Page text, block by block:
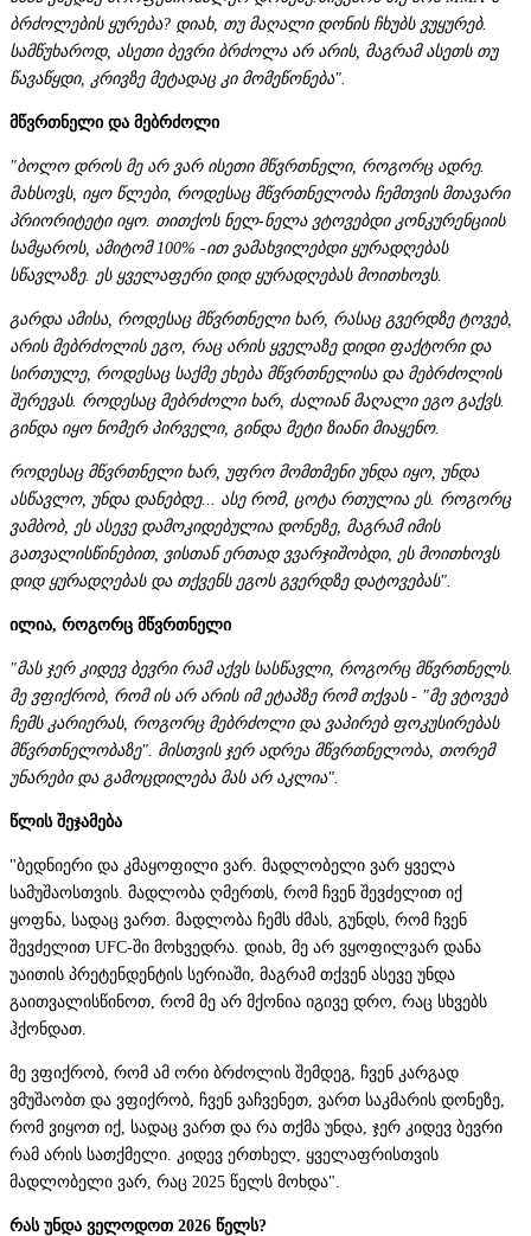
ბრძოლების ყურება? დიახ, თუ მაღალი დონის ჩხუბს ვუყურებ.
სამწუხაროდ, ასეთი ბევრი ბრძოლა არ არის, მაგრამ ასეთს თუ
წავაწყდი, კრივზე მეტადაც კი მომეწონება".
მწვრთნელი და მებრძოლი
"ბოლო დროს მე არ ვარ ისეთი მწვრთნელი, როგორც ადრე.
მახსოვს, იყო წლები, როდესაც მწვრთნელობა ჩემთვის მთავარი
პრიორიტეტი იყო. თითქოს ნელ-ნელა ვტოვებდი კონკურენციის
სამყაროს, ამიტომ 100% -ით ვამახვილებდი ყურადღებას
სწავლაზე. ეს ყველაფერი დიდ ყურადღებას მოითხოვს.
გარდა ამისა, როდესაც მწვრთნელი ხარ, რასაც გვერდზე ტოვებ,
არის მებრძოლის ეგო, რაც არის ყველაზე დიდი ფაქტორი და
სირთულე, როდესაც საქმე ეხება მწვრთნელისა და მებრძოლის
შერევას. როდესაც მებრძოლი ხარ, ძალიან მაღალი ეგო გაქვს.
გინდა იყო ნომერ პირველი, გინდა მეტი ზიანი მიაყენო.
როდესაც მწვრთნელი ხარ, უფრო მომთმენი უნდა იყო, უნდა
ასწავლო, უნდა დანებდე... ასე რომ, ცოტა რთულია ეს. როგორც
ვამბობ, ეს ასევე დამოკიდებულია დონეზე, მაგრამ იმის
გათვალისწინებით, ვისთან ერთად ვვარჯიშობდი, ეს მოითხოვს
დიდ ყურადღებას და თქვენს ეგოს გვერდზე დატოვებას".
ილია, როგორც მწვრთნელი
"მას ჯერ კიდევ ბევრი რამ აქვს სასწავლი, როგორც მწვრთნელს.
მე ვფიქრობ, რომ ის არ არის იმ ეტაპზე რომ თქვას - "მე ვტოვებ
ჩემს კარიერას, როგორც მებრძოლი და ვაპირებ ფოკუსირებას
მწვრთნელობაზე". მისთვის ჯერ ადრეა მწვრთნელობა, თორემ
უნარები და გამოცდილება მას არ აკლია".
წლის შეჯამება
"ბედნიერი და კმაყოფილი ვარ. მადლობელი ვარ ყველა
სამუშაოსთვის. მადლობა ღმერთს, რომ ჩვენ შევძელით იქ
ყოფნა, სადაც ვართ. მადლობა ჩემს ძმას, გუნდს, რომ ჩვენ
შევძელით UFC-ში მოხვედრა. დიახ, მე არ ვყოფილვარ დანა
უაითის პრეტენდენტის სერიაში, მაგრამ თქვენ ასევე უნდა
გაითვალისწინოთ, რომ მე არ მქონია იგივე დრო, რაც სხვებს
ჰქონდათ.
მე ვფიქრობ, რომ ამ ორი ბრძოლის შემდეგ, ჩვენ კარგად
ვმუშაობთ და ვფიქრობ, ჩვენ ვაჩვენეთ, ვართ საკმარის დონეზე,
რომ ვიყოთ იქ, სადაც ვართ და რა თქმა უნდა, ჯერ კიდევ ბევრი
რამ არის სათქმელი. კიდევ ერთხელ, ყველაფრისთვის
მადლობელი ვარ, რაც 2025 წელს მოხდა".
რას უნდა ველოდოთ 2026 წელს?